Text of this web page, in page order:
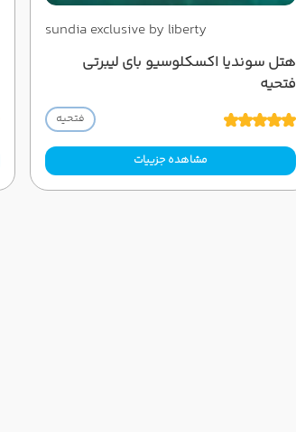
sundia exclusive by liberty
هتل سوندیا اکسکلوسیو بای لیبرتی
فتحیه
فتحیه
مشاهده جزییات